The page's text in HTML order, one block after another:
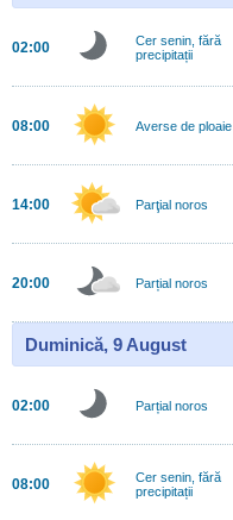
02:00
Cer senin, fără
precipitații
08:00 Averse de ploaie
14:00 Parţial noros
20:00 Parțial noros
Duminică, 9 August
02:00 Parțial noros
08:00
Cer senin, fără
precipitații